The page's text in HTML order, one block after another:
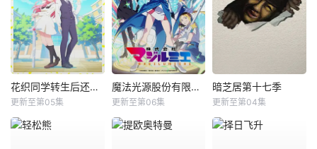
花织同学转生后还是想干架
更新至第05集
魔法光源股份有限公司第二季
更新至第06集
暗芝居第十七季
更新至第04集